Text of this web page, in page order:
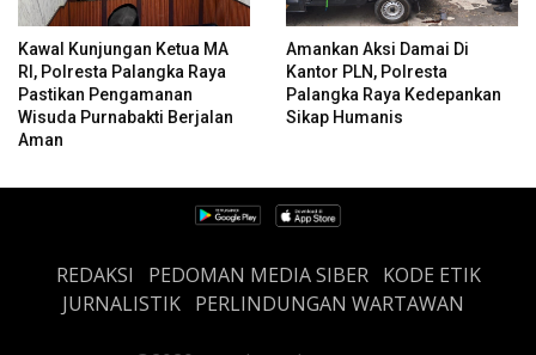
Kawal Kunjungan Ketua MA
RI, Polresta Palangka Raya
Pastikan Pengamanan
Wisuda Purnabakti Berjalan
Aman
Amankan Aksi Damai Di
Kantor PLN, Polresta
Palangka Raya Kedepankan
Sikap Humanis
REDAKSI PEDOMAN MEDIA SIBER
KODE ETIK
JURNALISTIK PERLINDUNGAN WARTAWAN